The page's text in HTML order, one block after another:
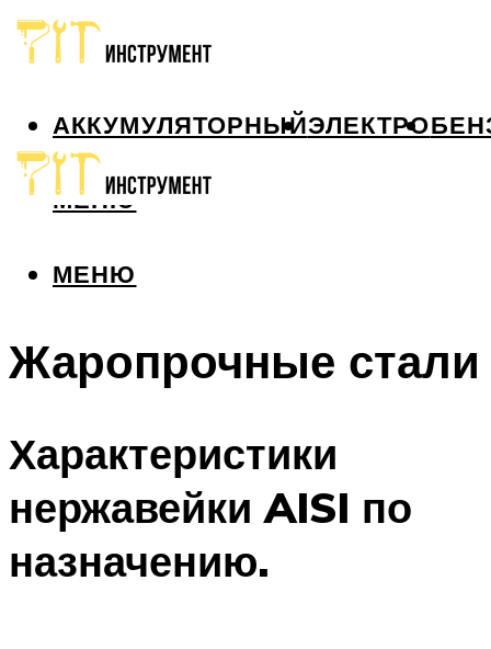
АККУМУЛЯТОРНЫЙЭЛЕКТРО
МЕНЮ
МЕНЮ
Жаропрочные стали
Характеристики
нержавейки AISI по
назначению.